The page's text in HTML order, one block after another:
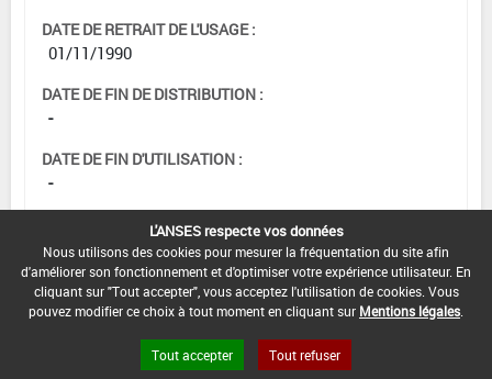
DATE DE RETRAIT DE L'USAGE :
01/11/1990
DATE DE FIN DE DISTRIBUTION :
-
DATE DE FIN D'UTILISATION :
-
L'ANSES respecte vos données
Nous utilisons des cookies pour mesurer la fréquentation du site afin
d'améliorer son fonctionnement et d'optimiser votre expérience utilisateur. En
cliquant sur "Tout accepter", vous acceptez l'utilisation de cookies. Vous
pouvez modifier ce choix à tout moment en cliquant sur Mentions légales
Tout accepter Tout refuser